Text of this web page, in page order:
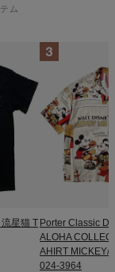
ム
星猫 T Porter Classic
ALOHA
AHIRT MICKEY/
024-3964